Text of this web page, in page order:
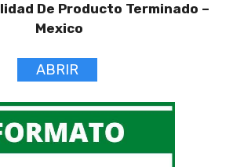
De Producto Terminado –
Mexico
ABRIR